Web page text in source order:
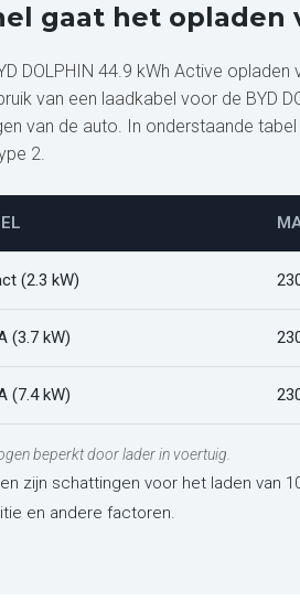
gaat het opladen
DOLPHIN 44.9 kWh Active
van een laadkabel voor de BYD
van de auto. In onderstaande
2.
(2.3 kW)
(3.7 kW)
(7.4 kW)
beperkt door lader in voertuig.
zijn schattingen voor het laden van
en andere factoren.